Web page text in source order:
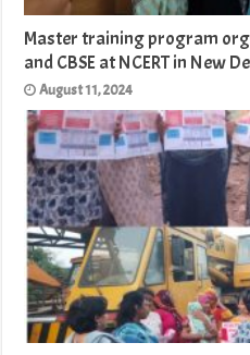
Master training program
and CBSE at NCERT in New
August 11, 2024